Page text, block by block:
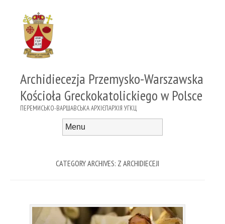
Archidiecezja Przemysko-Warszawska
Kościoła Greckokatolickiego w Polsce
ПЕРЕМИСЬКО-ВАРШАВСЬКА АРХІЄПАРХІЯ УГКЦ
CATEGORY ARCHIVES: Z ARCHIDIECEJI